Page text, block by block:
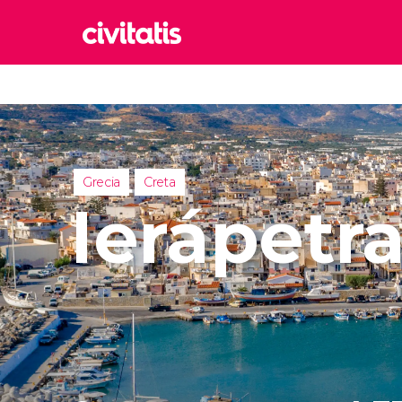
Italia
Reino
Reino
Turquía
Grecia Creta